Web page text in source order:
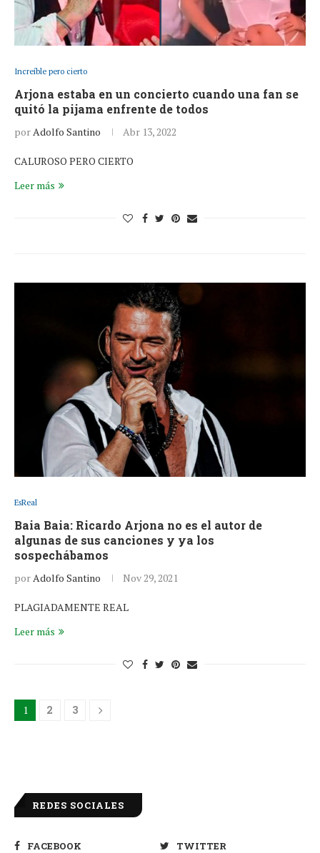
Increíble pero cierto
Arjona estaba en un concierto cuando una fan se
quitó la pijama enfrente de todos
porAdolfo Santino Abr 13, 2022
CALUROSO PERO CIERTO
Leer más
EsReal
Baia Baia: Ricardo Arjona no es el autor de
algunas de sus canciones y ya los
sospechábamos
porAdolfo Santino Nov 29, 2021
PLAGIADAMENTE REAL
Leer más
1 2 3
REDES SOCIALES
FACEBOOK
TWITTER